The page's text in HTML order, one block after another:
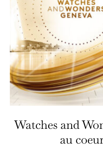
Watches and
au